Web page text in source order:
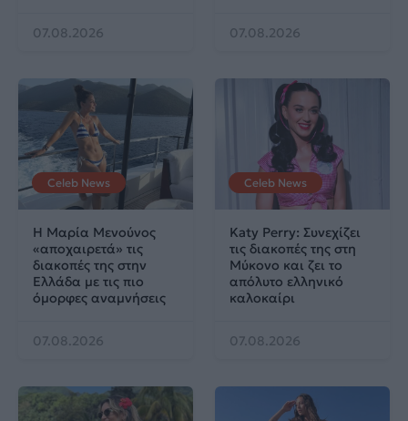
07.08.2026 07.08.2026
Celeb News
Η Μαρία Μενούνος
«αποχαιρετά» τις
διακοπές της στην
Ελλάδα με τις πιο
όμορφες αναμνήσεις
07.08.2026
Celeb News
Katy Perry: Συνεχίζει
τις διακοπές της στη
Μύκονο και ζει το
απόλυτο ελληνικό
καλοκαίρι
07.08.2026